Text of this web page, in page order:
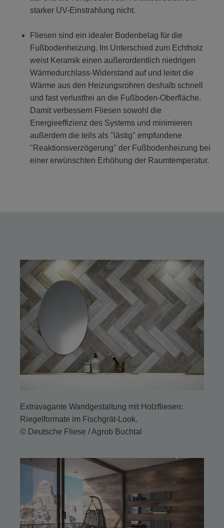
starker UV-Einstrahlung nicht.
Fliesen sind ein idealer Bodenbelag für die
Fußbodenheizung. Im Unterschied zum Echtholz
weist Keramik einen außerordentlich niedrigen
Wärmedurchlass-Widerstand auf und leitet die
Wärme aus den Heizungsrohren deshalb schnell
und fast verlustfrei an die Fußboden-Oberfläche.
Damit verbessern Fliesen sowohl die
Energieeffizienz des Systems und minimieren
außerdem die teils als "lästig" empfundene
"Reaktionsverzögerung" der Fußbodenheizung bei
einer erwünschten Erhöhung der Raumtemperatur.
Extravagante Wandgestaltung mit Holzfliesen:
Riegelformate im Fischgrät-Look.
© Deutsche Fliese / Agrob Buchtal